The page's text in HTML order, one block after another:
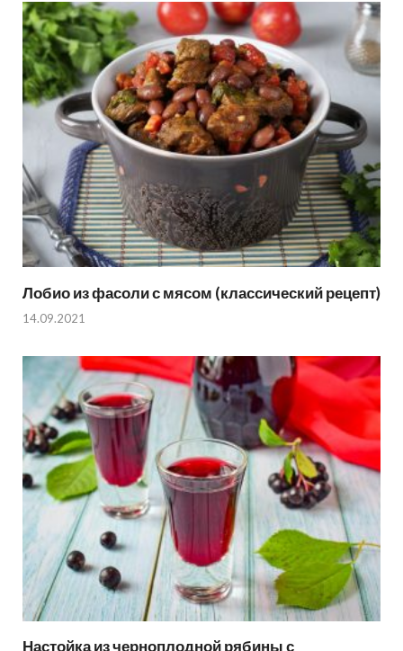
Лобио из фасоли с мясом (классический рецепт)
14.09.2021
Настойка из черноплодной рябины с